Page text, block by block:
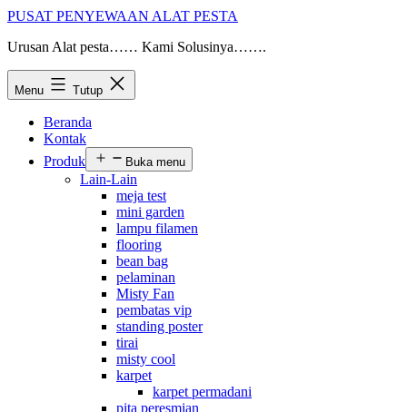
PUSAT PENYEWAAN ALAT PESTA
Urusan Alat pesta…… Kami Solusinya…….
Menu Tutup
Beranda
Kontak
Produk
Buka menu
Lain-Lain
meja test
mini garden
lampu filamen
flooring
bean bag
pelaminan
Misty Fan
pembatas vip
standing poster
tirai
misty cool
karpet
karpet permadani
pita peresmian